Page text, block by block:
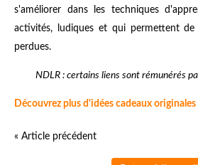
s'améliorer dans les techniques
activités, ludiques et qui permettent de
perdues.
NDLR : certains liens sont rémunérés
Découvrez plus d'idées cadeaux originales
« Article précédent